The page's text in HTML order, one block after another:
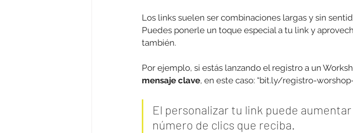
Los links suelen ser combinaciones largas y sin
Puedes ponerle un toque especial a tu link y
también.
Por ejemplo, si estás lanzando el registro a un
mensaje clave, en este caso: “bit.ly/registro-
El personalizar tu link puede
número de clics que reciba.